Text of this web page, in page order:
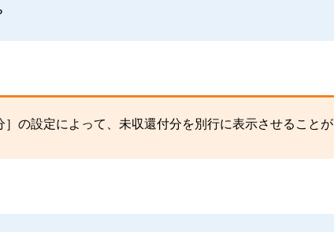
の設定によって、未収還付分を別行に表示させることが